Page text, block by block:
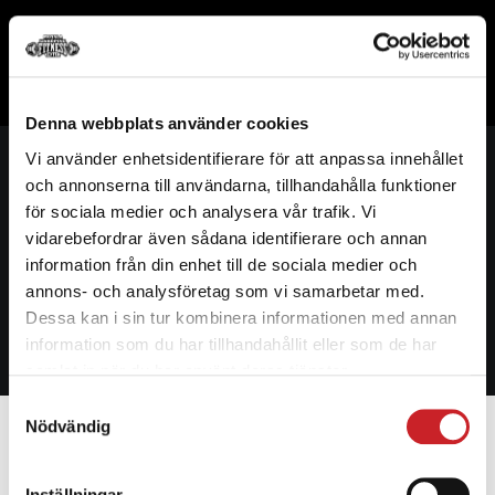
Denna webbplats använder cookies
Vi använder enhetsidentifierare för att anpassa innehållet
och annonserna till användarna, tillhandahålla funktioner
för sociala medier och analysera vår trafik. Vi
vidarebefordrar även sådana identifierare och annan
information från din enhet till de sociala medier och
annons- och analysföretag som vi samarbetar med.
Dessa kan i sin tur kombinera informationen med annan
information som du har tillhandahållit eller som de har
Nödvändig
VÅRA ANLÄGGNINGAR
FANTASTIC LINE
FL COACHING
BUTIK – KÖP MED KLARNA
Butik
Handla dina produkter här